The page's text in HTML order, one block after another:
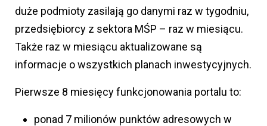
duże podmioty zasilają go danymi raz w tygodniu,
przedsiębiorcy z sektora MŚP – raz w miesiącu.
Także raz w miesiącu aktualizowane są
informacje o wszystkich planach inwestycyjnych.
Pierwsze 8 miesięcy funkcjonowania portalu to:
ponad 7 milionów punktów adresowych w